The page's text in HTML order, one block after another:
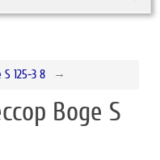
125-3 8
Boge S